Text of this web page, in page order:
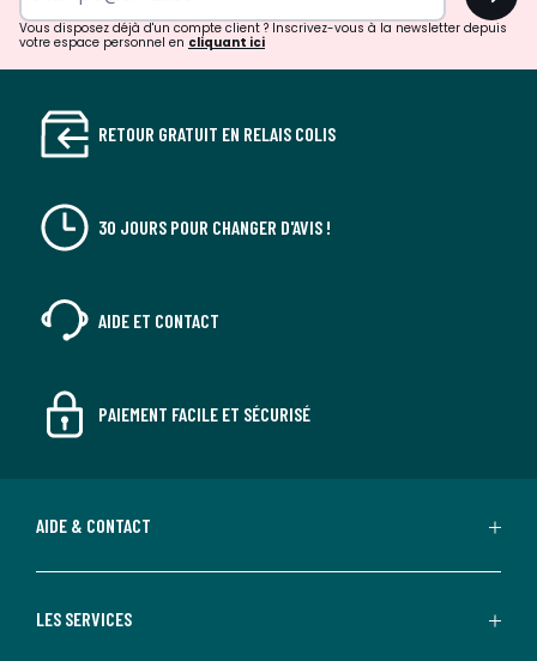
Vous disposez déjà d'un compte client ? Inscrivez-vous à la newsletter depuis
votre espace personnel en cliquant ici
RETOUR GRATUIT EN RELAIS COLIS
30 JOURS POUR CHANGER D'AVIS !
AIDE ET CONTACT
PAIEMENT FACILE ET SÉCURISÉ
AIDE & CONTACT
LES SERVICES